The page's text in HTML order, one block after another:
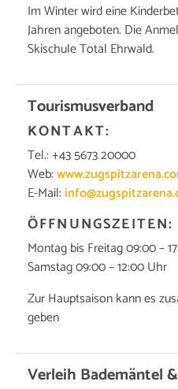
Im Winter wird eine
Jahren angeboten. Die
Skischule Total Ehrwald.
Tourismusverband
KONTAKT:
Tel.: +43 5673 20000
Web:
E-Mail:
ÖFFNUNGSZEITEN:
Montag bis Freitag 09:00 –
Samstag 09:00 – 12:00 Uhr
Zur Hauptsaison kann es
geben
Verleih Bademäntel